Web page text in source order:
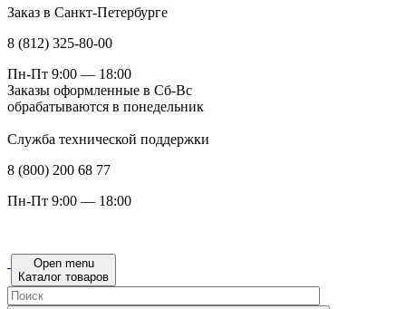
Заказ в Санкт-Петербурге
8 (812) 325-80-00
Пн-Пт 9:00 — 18:00
Заказы оформленные в Сб-Вс
обрабатываются в понедельник
Служба технической поддержки
8 (800) 200 68 77
Пн-Пт 9:00 — 18:00
Open menu
Каталог товаров